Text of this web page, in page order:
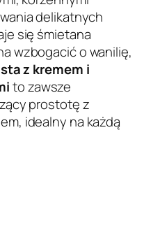
delikatnych
się śmietana
wzbogacić o wanilię,
z kremem i
to zawsze
prostotę z
idealny na każdą